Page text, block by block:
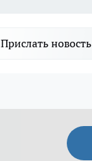
Прислать новость